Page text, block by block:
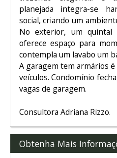
planejada integra-se
social, criando um
No exterior, um quintal
oferece espaço para
contempla um lavabo um
A garagem tem armários
veículos. Condomínio
vagas de garagem.
Consultora Adriana Rizzo.
Obtenha Mais